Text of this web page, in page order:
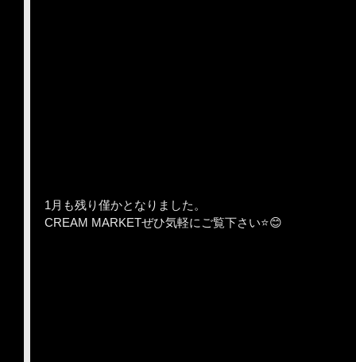
1月も残り僅かとなりました。
CREAM MARKETぜひ気軽にご覧下さい⭐️😊